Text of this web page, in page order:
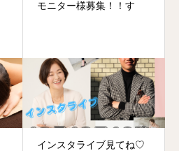
モニター様募集！！す
インスタライブ見てね♡